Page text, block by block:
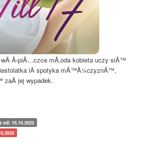
Å›piÄ…czce mÅ‚oda kobieta uczy siÄ™
iÂ spotyka mÄ™Å¼czyznÄ™,
zaÂ jej wypadek.
15.10.2022